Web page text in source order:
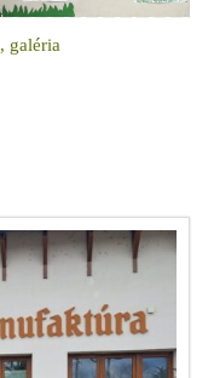
, galéria